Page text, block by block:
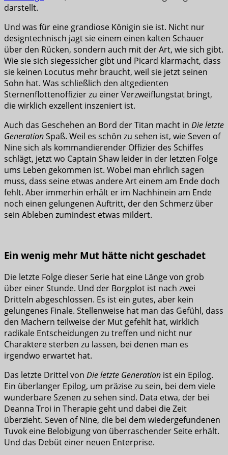
darstellt.
Und was für eine grandiose Königin sie ist. Nicht nur
designtechnisch jagt sie einem einen kalten Schauer
über den Rücken, sondern auch mit der Art, wie sich gibt.
Wie sie sich siegessicher gibt und Picard klarmacht, dass
sie keinen Locutus mehr braucht, weil sie jetzt seinen
Sohn hat. Was schließlich den altgedienten
Sternenflottenoffizier zu einer Verzweiflungstat bringt,
die wirklich exzellent inszeniert ist.
Auch das Geschehen an Bord der Titan macht in Die letzte
GenerationSpaß. Weil es schön zu sehen ist, wie Seven of
Nine sich als kommandierender Offizier des Schiffes
schlägt, jetzt wo Captain Shaw leider in der letzten Folge
ums Leben gekommen ist. Wobei man ehrlich sagen
muss, dass seine etwas andere Art einem am Ende doch
fehlt. Aber immerhin erhält er im Nachhinein am Ende
noch einen gelungenen Auftritt, der den Schmerz über
sein Ableben zumindest etwas mildert.
Ein wenig mehr Mut hätte nicht geschadet
Die letzte Folge dieser Serie hat eine Länge von grob
über einer Stunde. Und der Borgplot ist nach zwei
Dritteln abgeschlossen. Es ist ein gutes, aber kein
gelungenes Finale. Stellenweise hat man das Gefühl, dass
den Machern teilweise der Mut gefehlt hat, wirklich
radikale Entscheidungen zu treffen und nicht nur
Charaktere sterben zu lassen, bei denen man es
irgendwo erwartet hat.
Das letzte Drittel von Die letzte Generation ist ein Epilog.
Ein überlanger Epilog, um präzise zu sein, bei dem viele
wunderbare Szenen zu sehen sind. Data etwa, der bei
Deanna Troi in Therapie geht und dabei die Zeit
überzieht. Seven of Nine, die bei dem wiedergefundenen
Tuvok eine Belobigung von überraschender Seite erhält.
Und das Debüt einer neuen Enterprise.